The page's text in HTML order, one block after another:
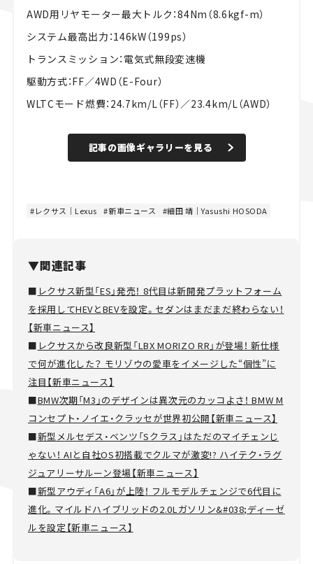
AWD用リヤモーター最大トルク：84Nm（8.6kgf-m）
システム最高出力：146kW（199ps）
トランスミッション：電気式無段変速機
駆動方式：FF／4WD（E-Four）
WLTCモード燃費：24.7km/L（FF）／23.4km/L（AWD）
記事の画像ギャラリーを見る
レクサス｜Lexus 新車ニュース 細田 靖｜Yasushi HOSODA
▼関連記事
■ レクサス新型「ES」発売！ 8代目は新開発プラットフォーム
を採用してHEVとBEVを設定。セダンはまだまだ終わらない！
【新車ニュース】
■ レクサスから改良新型「LBX MORIZO RR」が登場！ 新仕様
で何が進化した？ モリゾウの愛車をイメージした“個性”に
注目【新車ニュース】
■BMW次期「M3」のデザインは異次元のカッコよさ！ BMW M
コンセプト・ノイエ・クラッセが世界初公開【新車ニュース】
■新型メルセデス・ベンツ「Sクラス」はただのマイチェンじ
ゃない！ AIと自社OS初搭載でクルマが激変!? ハイテク・ラグ
ジュアリーサルーン登場【新車ニュース】
■新型アウディ「A6」が上陸！ フルモデルチェンジで6代目に
進化。マイルドハイブリッドの2.0Lガソリン&#038;ディーゼ
ルを設定【新車ニュース】